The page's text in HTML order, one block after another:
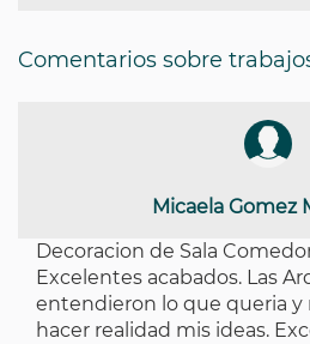
Comentarios sobre
Micaela Gomez
Decoracion de Sala
Excelentes acabados. Las
entendieron lo que queria y
hacer realidad mis ideas.